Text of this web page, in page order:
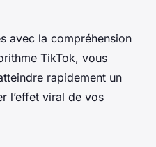
avec la compréhension
TikTok, vous
rapidement un
l’effet viral de vos